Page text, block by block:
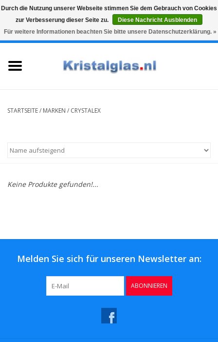
Snelle levering
Graveren
0 Artikel - €0,00
STARTSEITE/ MARKEN / CRYSTALEX
Keine Produkte gefunden!...
Melden Sie sich für unseren Newsletter an:
ABONNIEREN
Durch die Nutzung unserer Webseite stimmen Sie dem Gebrauch von Cookies
zur Verbesserung dieser Seite zu.
Diese Nachricht Ausblenden
Für weitere Informationen beachten Sie bitte unsere Datenschutzerklärung. »